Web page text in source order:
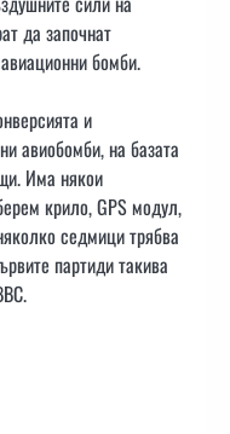
да започнат
бомби.
и
авиобомби, на базата
Има някои
крило, GPS модул,
седмици трябва
партиди такива